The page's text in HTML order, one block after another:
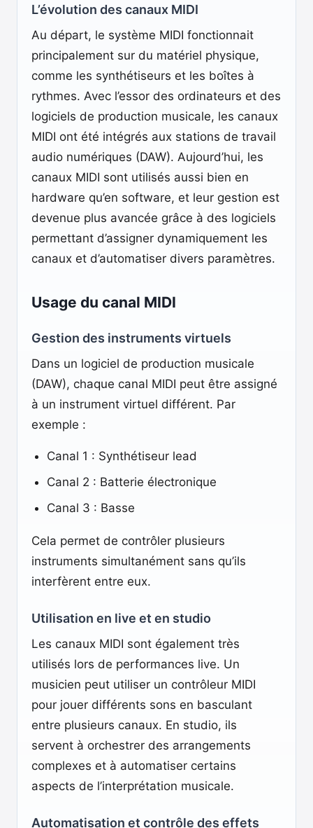
L’évolution des canaux MIDI
Au départ, le système MIDI fonctionnait
principalement sur du matériel physique,
comme les synthétiseurs et les boîtes à
rythmes. Avec l’essor des ordinateurs et des
logiciels de production musicale, les canaux
MIDI ont été intégrés aux stations de travail
audio numériques (DAW). Aujourd’hui, les
canaux MIDI sont utilisés aussi bien en
hardware qu’en software, et leur gestion est
devenue plus avancée grâce à des logiciels
permettant d’assigner dynamiquement les
canaux et d’automatiser divers paramètres.
Usage du canal MIDI
Gestion des instruments virtuels
Dans un logiciel de production musicale
(DAW), chaque canal MIDI peut être assigné
à un instrument virtuel différent. Par
exemple :
Canal 1 : Synthétiseur lead
Canal 2 : Batterie électronique
Canal 3 : Basse
Cela permet de contrôler plusieurs
instruments simultanément sans qu’ils
interfèrent entre eux.
Utilisation en live et en studio
Les canaux MIDI sont également très
utilisés lors de performances live. Un
musicien peut utiliser un contrôleur MIDI
pour jouer différents sons en basculant
entre plusieurs canaux. En studio, ils
servent à orchestrer des arrangements
complexes et à automatiser certains
aspects de l’interprétation musicale.
Automatisation et contrôle des effets